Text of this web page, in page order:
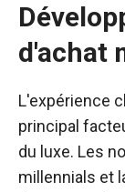
d'achat
L'expérience
principal
du luxe. Les
millennials et